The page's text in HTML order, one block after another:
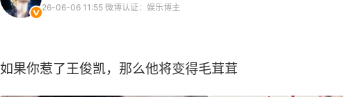
26-06-06 11:55 微博认证：娱乐博主
如果你惹了王俊凯，那么他将变得毛茸茸 ​